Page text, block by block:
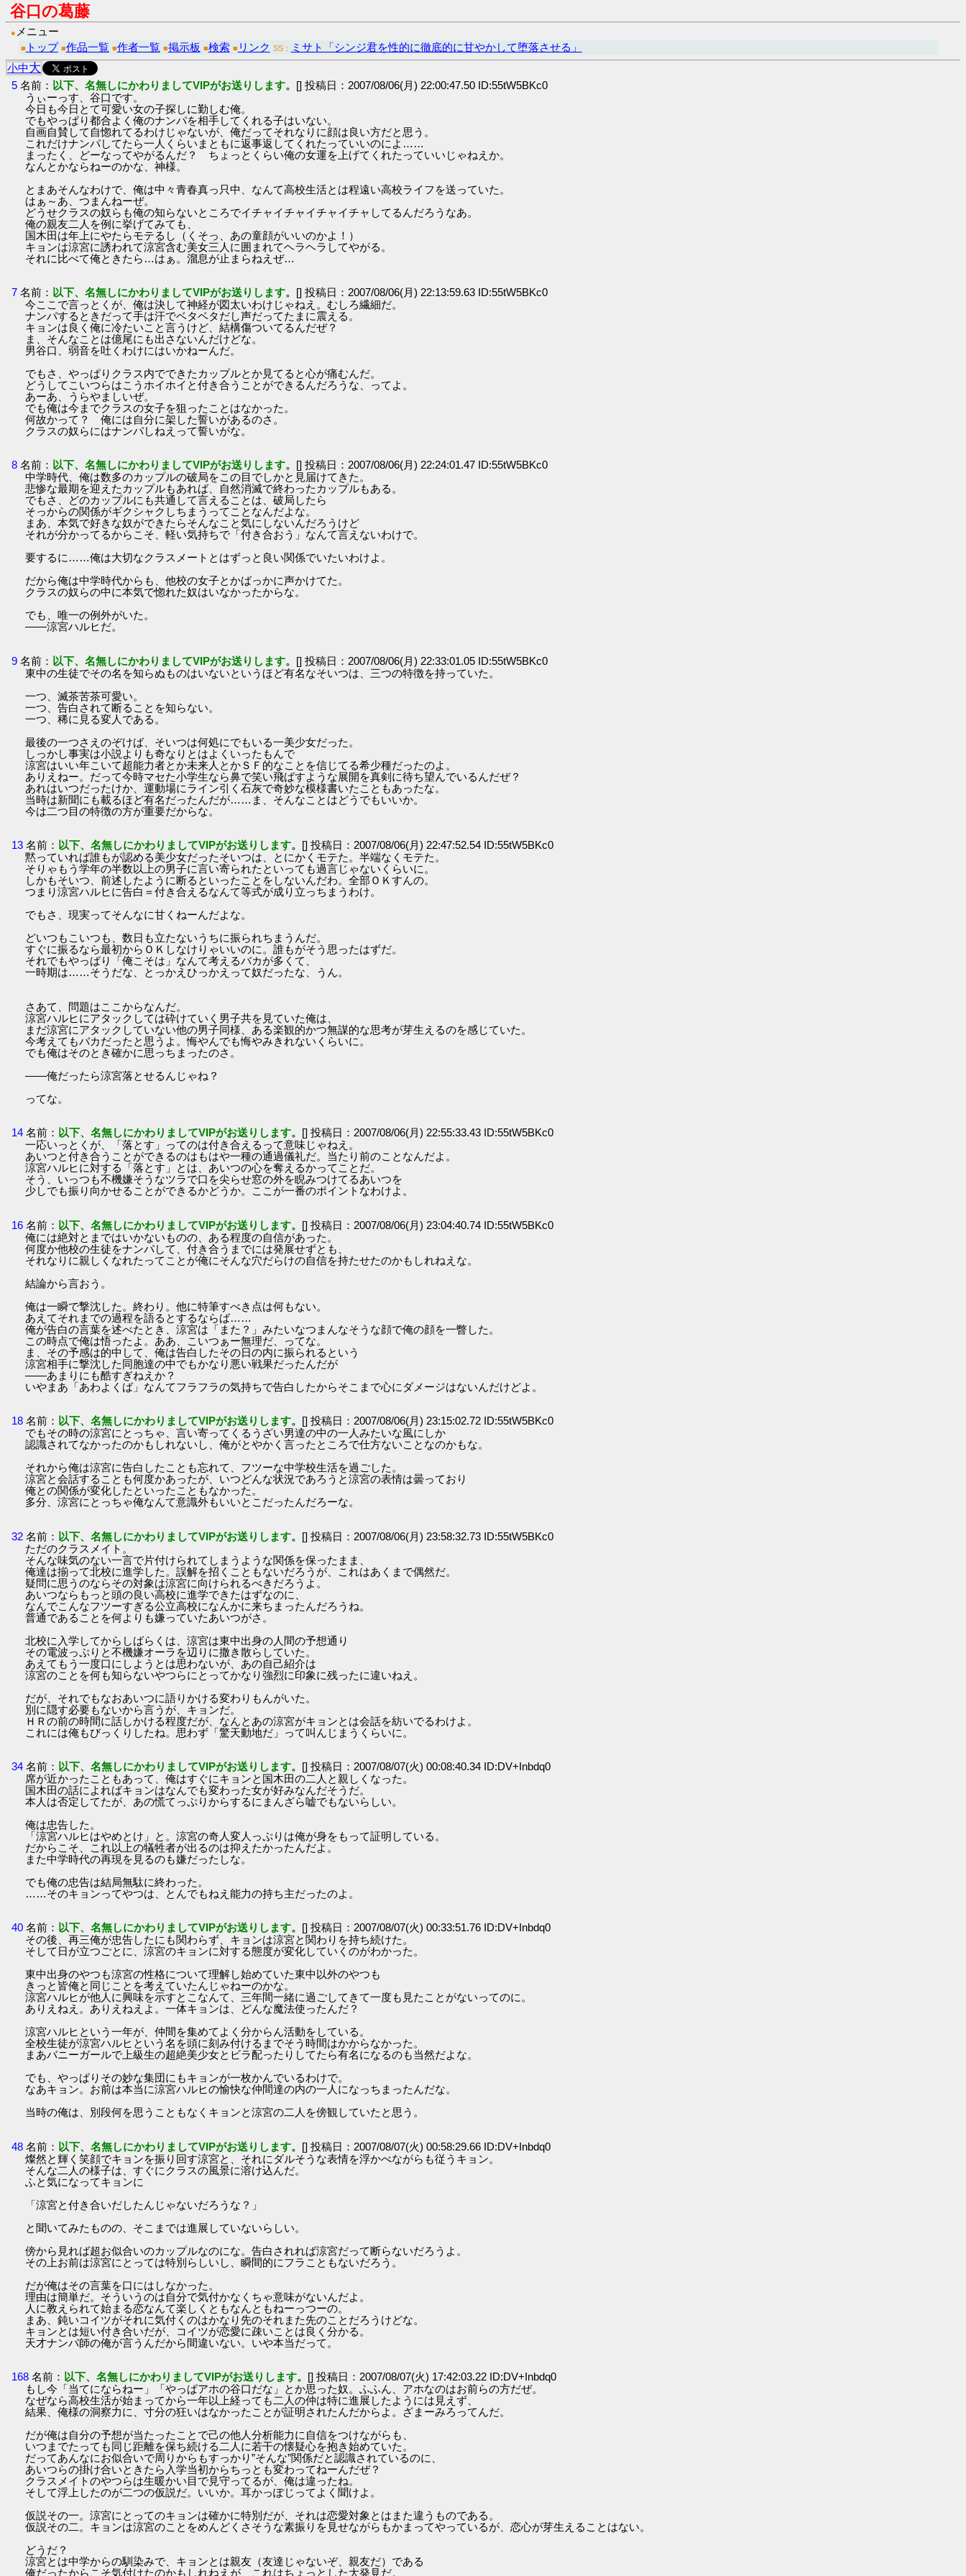
谷口の葛藤
● メニュー
■ トップ ■作品一覧 ■作者一覧 ■掲示板 ■検索 ■ リンク SS：
ミサト「シンジ君を性的に徹底的に甘やかして堕落させる」
小中大
5 名前： 以下、名無しにかわりましてVIPがお送りします。 [] 投稿日：2007/08/06(月) 22:00:47.50 ID:55tW5BKc0
うぃーっす、谷口です。
今日も今日とて可愛い女の子探しに勤しむ俺。
でもやっぱり都合よく俺のナンパを相手してくれる子はいない。
自画自賛して自惚れてるわけじゃないが、俺だってそれなりに顔は良い方だと思う。
これだけナンパしてたら一人くらいまともに返事返してくれたっていいのによ……
まったく、どーなってやがるんだ？ ちょっとくらい俺の女運を上げてくれたっていいじゃねえか。
なんとかならねーのかな、神様。
とまあそんなわけで、俺は中々青春真っ只中、なんて高校生活とは程遠い高校ライフを送っていた。
はぁ～あ、つまんねーぜ。
どうせクラスの奴らも俺の知らないところでイチャイチャイチャイチャしてるんだろうなあ。
俺の親友二人を例に挙げてみても、
国木田は年上にやたらモテるし（くそっ、あの童顔がいいのかよ！）
キョンは涼宮に誘われて涼宮含む美女三人に囲まれてヘラヘラしてやがる。
それに比べて俺ときたら…はぁ。溜息が止まらねえぜ…
7 名前： 以下、名無しにかわりましてVIPがお送りします。 [] 投稿日：2007/08/06(月) 22:13:59.63 ID:55tW5BKc0
今ここで言っとくが、俺は決して神経が図太いわけじゃねえ。むしろ繊細だ。
ナンパするときだって手は汗でベタベタだし声だってたまに震える。
キョンは良く俺に冷たいこと言うけど、結構傷ついてるんだぜ？
ま、そんなことは億尾にも出さないんだけどな。
男谷口、弱音を吐くわけにはいかねーんだ。
でもさ、やっぱりクラス内でできたカップルとか見てると心が痛むんだ。
どうしてこいつらはこうホイホイと付き合うことができるんだろうな、ってよ。
あーあ、うらやましいぜ。
でも俺は今までクラスの女子を狙ったことはなかった。
何故かって？ 俺には自分に架した誓いがあるのさ。
クラスの奴らにはナンパしねえって誓いがな。
8 名前： 以下、名無しにかわりましてVIPがお送りします。 [] 投稿日：2007/08/06(月) 22:24:01.47 ID:55tW5BKc0
中学時代、俺は数多のカップルの破局をこの目でしかと見届けてきた。
悲惨な最期を迎えたカップルもあれば、自然消滅で終わったカップルもある。
でもさ、どのカップルにも共通して言えることは、破局したら
そっからの関係がギクシャクしちまうってことなんだよな。
まあ、本気で好きな奴ができたらそんなこと気にしないんだろうけど
それが分かってるからこそ、軽い気持ちで「付き合おう」なんて言えないわけで。
要するに……俺は大切なクラスメートとはずっと良い関係でいたいわけよ。
だから俺は中学時代からも、他校の女子とかばっかに声かけてた。
クラスの奴らの中に本気で惚れた奴はいなかったからな。
でも、唯一の例外がいた。
――涼宮ハルヒだ。
9 名前： 以下、名無しにかわりましてVIPがお送りします。 [] 投稿日：2007/08/06(月) 22:33:01.05 ID:55tW5BKc0
東中の生徒でその名を知らぬものはいないというほど有名なそいつは、三つの特徴を持っていた。
一つ、滅茶苦茶可愛い。
一つ、告白されて断ることを知らない。
一つ、稀に見る変人である。
最後の一つさえのぞけば、そいつは何処にでもいる一美少女だった。
しっかし事実は小説よりも奇なりとはよくいったもんで
涼宮はいい年こいて超能力者とか未来人とかＳＦ的なことを信じてる希少種だったのよ。
ありえねー。だって今時マセた小学生なら鼻で笑い飛ばすような展開を真剣に待ち望んでいるんだぜ？
あれはいつだったけか、運動場にライン引く石灰で奇妙な模様書いたこともあったな。
当時は新聞にも載るほど有名だったんだが……ま、そんなことはどうでもいいか。
今は二つ目の特徴の方が重要だからな。
13 名前： 以下、名無しにかわりましてVIPがお送りします。 [] 投稿日：2007/08/06(月) 22:47:52.54 ID:55tW5BKc0
黙っていれば誰もが認める美少女だったそいつは、とにかくモテた。半端なくモテた。
そりゃもう学年の半数以上の男子に言い寄られたといっても過言じゃないくらいに。
しかもそいつ、前述したように断るといったことをしないんだわ。全部ＯＫすんの。
つまり涼宮ハルヒに告白＝付き合えるなんて等式が成り立っちまうわけ。
でもさ、現実ってそんなに甘くねーんだよな。
どいつもこいつも、数日も立たないうちに振られちまうんだ。
すぐに振るなら最初からＯＫしなけりゃいいのに。誰もがそう思ったはずだ。
それでもやっぱり「俺こそは」なんて考えるバカが多くて、
一時期は……そうだな、とっかえひっかえって奴だったな、うん。
さあて、問題はここからなんだ。
涼宮ハルヒにアタックしては砕けていく男子共を見ていた俺は、
まだ涼宮にアタックしていない他の男子同様、ある楽観的かつ無謀的な思考が芽生えるのを感じていた。
今考えてもバカだったと思うよ。悔やんでも悔やみきれないくらいに。
でも俺はそのとき確かに思っちまったのさ。
――俺だったら涼宮落とせるんじゃね？
ってな。
14 名前： 以下、名無しにかわりましてVIPがお送りします。 [] 投稿日：2007/08/06(月) 22:55:33.43 ID:55tW5BKc0
一応いっとくが、「落とす」ってのは付き合えるって意味じゃねえ。
あいつと付き合うことができるのはもはや一種の通過儀礼だ。当たり前のことなんだよ。
涼宮ハルヒに対する「落とす」とは、あいつの心を奪えるかってことだ。
そう、いっつも不機嫌そうなツラで口を尖らせ窓の外を睨みつけてるあいつを
少しでも振り向かせることができるかどうか。ここが一番のポイントなわけよ。
16 名前： 以下、名無しにかわりましてVIPがお送りします。 [] 投稿日：2007/08/06(月) 23:04:40.74 ID:55tW5BKc0
俺には絶対とまではいかないものの、ある程度の自信があった。
何度か他校の生徒をナンパして、付き合うまでには発展せずとも、
それなりに親しくなれたってことが俺にそんな穴だらけの自信を持たせたのかもしれねえな。
結論から言おう。
俺は一瞬で撃沈した。終わり。他に特筆すべき点は何もない。
あえてそれまでの過程を語るとするならば……
俺が告白の言葉を述べたとき、涼宮は「また？」みたいなつまんなそうな顔で俺の顔を一瞥した。
この時点で俺は悟ったよ。ああ、こいつぁー無理だ、ってな。
ま、その予感は的中して、俺は告白したその日の内に振られるという
涼宮相手に撃沈した同胞達の中でもかなり悪い戦果だったんだが
――あまりにも酷すぎねえか？
いやまあ「あわよくば」なんてフラフラの気持ちで告白したからそこまで心にダメージはないんだけどよ。
18 名前： 以下、名無しにかわりましてVIPがお送りします。 [] 投稿日：2007/08/06(月) 23:15:02.72 ID:55tW5BKc0
でもその時の涼宮にとっちゃ、言い寄ってくるうざい男達の中の一人みたいな風にしか
認識されてなかったのかもしれないし、俺がとやかく言ったところで仕方ないことなのかもな。
それから俺は涼宮に告白したことも忘れて、フツーな中学校生活を過ごした。
涼宮と会話することも何度かあったが、いつどんな状況であろうと涼宮の表情は曇っており
俺との関係が変化したといったこともなかった。
多分、涼宮にとっちゃ俺なんて意識外もいいとこだったんだろーな。
32 名前： 以下、名無しにかわりましてVIPがお送りします。 [] 投稿日：2007/08/06(月) 23:58:32.73 ID:55tW5BKc0
ただのクラスメイト。
そんな味気のない一言で片付けられてしまうような関係を保ったまま、
俺達は揃って北校に進学した。誤解を招くこともないだろうが、これはあくまで偶然だ。
疑問に思うのならその対象は涼宮に向けられるべきだろうよ。
あいつならもっと頭の良い高校に進学できたはずなのに、
なんでこんなフツーすぎる公立高校になんかに来ちまったんだろうね。
普通であることを何よりも嫌っていたあいつがさ。
北校に入学してからしばらくは、涼宮は東中出身の人間の予想通り
その電波っぷりと不機嫌オーラを辺りに撒き散らしていた。
あえてもう一度口にしようとは思わないが、あの自己紹介は
涼宮のことを何も知らないやつらにとってかなり強烈に印象に残ったに違いねえ。
だが、それでもなおあいつに語りかける変わりもんがいた。
別に隠す必要もないから言うが、キョンだ。
ＨＲの前の時間に話しかける程度だが、なんとあの涼宮がキョンとは会話を紡いでるわけよ。
これには俺もびっくりしたね。思わず「驚天動地だ」って叫んじまうくらいに。
34 名前： 以下、名無しにかわりましてVIPがお送りします。 [] 投稿日：2007/08/07(火) 00:08:40.34 ID:DV+Inbdq0
席が近かったこともあって、俺はすぐにキョンと国木田の二人と親しくなった。
国木田の話によればキョンはなんでも変わった女が好みなんだそうだ。
本人は否定してたが、あの慌てっぷりからするにまんざら嘘でもないらしい。
俺は忠告した。
「涼宮ハルヒはやめとけ」と。涼宮の奇人変人っぷりは俺が身をもって証明している。
だからこそ、これ以上の犠牲者が出るのは抑えたかったんだよ。
また中学時代の再現を見るのも嫌だったしな。
でも俺の忠告は結局無駄に終わった。
……そのキョンってやつは、とんでもねえ能力の持ち主だったのよ。
40 名前： 以下、名無しにかわりましてVIPがお送りします。 [] 投稿日：2007/08/07(火) 00:33:51.76 ID:DV+Inbdq0
その後、再三俺が忠告したにも関わらず、キョンは涼宮と関わりを持ち続けた。
そして日が立つごとに、涼宮のキョンに対する態度が変化していくのがわかった。
東中出身のやつも涼宮の性格について理解し始めていた東中以外のやつも
きっと皆俺と同じことを考えていたんじゃねーのかな。
涼宮ハルヒが他人に興味を示すとこなんて、三年間一緒に過ごしてきて一度も見たことがないってのに。
ありえねえ。ありえねえよ。一体キョンは、どんな魔法使ったんだ？
涼宮ハルヒという一年が、仲間を集めてよく分からん活動をしている。
全校生徒が涼宮ハルヒという名を頭に刻み付けるまでそう時間はかからなかった。
まあバニーガールで上級生の超絶美少女とビラ配ったりしてたら有名になるのも当然だよな。
でも、やっぱりその妙な集団にもキョンが一枚かんでいるわけで。
なあキョン。お前は本当に涼宮ハルヒの愉快な仲間達の内の一人になっちまったんだな。
当時の俺は、別段何を思うこともなくキョンと涼宮の二人を傍観していたと思う。
48 名前： 以下、名無しにかわりましてVIPがお送りします。 [] 投稿日：2007/08/07(火) 00:58:29.66 ID:DV+Inbdq0
燦然と輝く笑顔でキョンを振り回す涼宮と、それにダルそうな表情を浮かべながらも従うキョン。
そんな二人の様子は、すぐにクラスの風景に溶け込んだ。
ふと気になってキョンに
「涼宮と付き合いだしたんじゃないだろうな？」
と聞いてみたものの、そこまでは進展していないらしい。
傍から見れば超お似合いのカップルなのにな。告白されれば涼宮だって断らないだろうよ。
その上お前は涼宮にとっては特別らしいし、瞬間的にフラこともないだろう。
だが俺はその言葉を口にはしなかった。
理由は簡単だ。そういうのは自分で気付かなくちゃ意味がないんだよ。
人に教えられて始まる恋なんて楽しくともなんともねーっつーの。
まあ、鈍いコイツがそれに気付くのはかなり先のそれまた先のことだろうけどな。
キョンとは短い付き合いだが、コイツが恋愛に疎いことは良く分かる。
天才ナンパ師の俺が言うんだから間違いない。いや本当だって。
168 名前： 以下、名無しにかわりましてVIPがお送りします。 [] 投稿日：2007/08/07(火) 17:42:03.22 ID:DV+Inbdq0
もし今「当てにならねー」「やっぱアホの谷口だな」とか思った奴。ふふん、アホなのはお前らの方だぜ。
なぜなら高校生活が始まってから一年以上経っても二人の仲は特に進展したようには見えず、
結果、俺様の洞察力に、寸分の狂いはなかったことが証明されたんだからよ。ざまーみろってんだ。
だが俺は自分の予想が当たったことで己の他人分析能力に自信をつけながらも、
いつまでたっても同じ距離を保ち続ける二人に若干の懐疑心を抱き始めていた。
だってあんなにお似合いで周りからもすっかり”そんな”関係だと認識されているのに、
あいつらの掛け合いときたら入学当初からちっとも変わってねーんだぜ？
クラスメイトのやつらは生暖かい目で見守ってるが、俺は違ったね。
そして浮上したのが二つの仮説だ。いいか。耳かっぽじってよく聞けよ。
仮説その一。涼宮にとってのキョンは確かに特別だが、それは恋愛対象とはまた違うものである。
仮説その二。キョンは涼宮のことをめんどくさそうな素振りを見せながらもかまってやっているが、恋心が芽生えることはない。
どうだ？
涼宮とは中学からの馴染みで、キョンとは親友（友達じゃないぞ、親友だ）である
俺だったからこそ気付けたのかもしれねえが、これはちょっとした大発見だ。